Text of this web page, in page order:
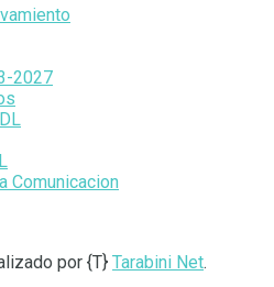
2027
Comunicacion
por {T} Tarabini Net.